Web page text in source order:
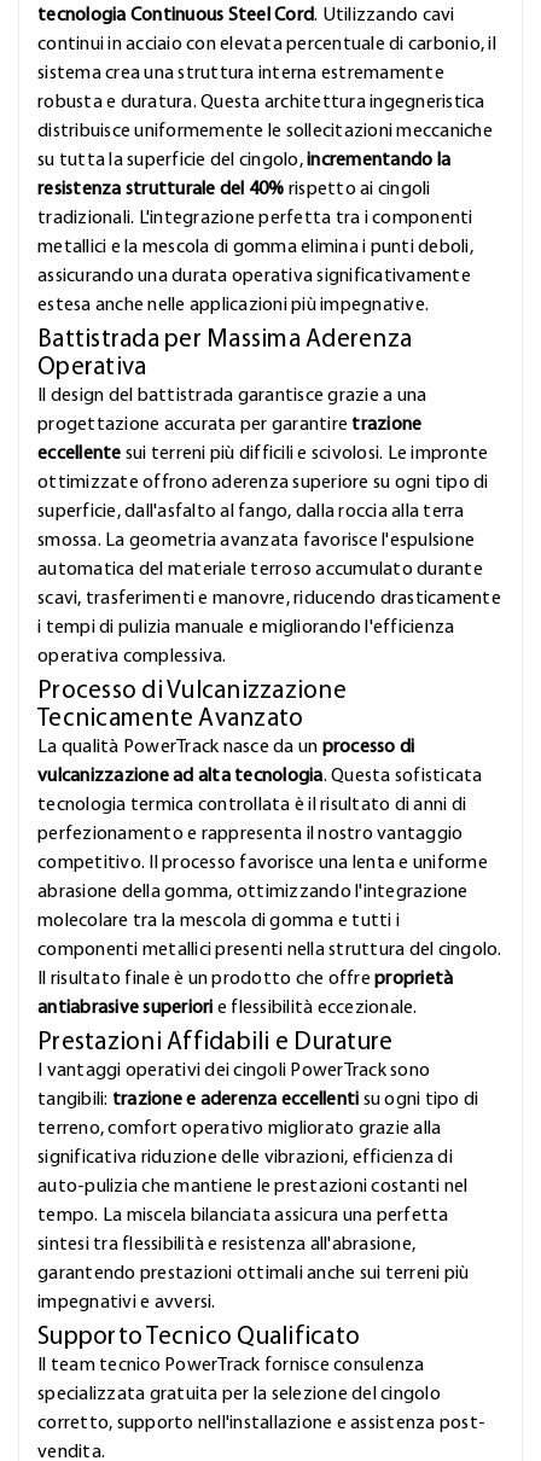
tecnologia Continuous Steel Cord. Utilizzando cavi
continui in acciaio con elevata percentuale di carbonio, il
sistema crea una struttura interna estremamente
robusta e duratura. Questa architettura ingegneristica
distribuisce uniformemente le sollecitazioni meccaniche
su tutta la superficie del cingolo,incrementando la
resistenza strutturale del 40% rispetto ai cingoli
tradizionali. L'integrazione perfetta tra i componenti
metallici e la mescola di gomma elimina i punti deboli,
assicurando una durata operativa significativamente
estesa anche nelle applicazioni più impegnative.
Battistrada per Massima Aderenza
Operativa
Il design del battistrada garantisce grazie a una
progettazione accurata per garantire trazione
eccellente sui terreni più difficili e scivolosi. Le impronte
ottimizzate offrono aderenza superiore su ogni tipo di
superficie, dall'asfalto al fango, dalla roccia alla terra
smossa. La geometria avanzata favorisce l'espulsione
automatica del materiale terroso accumulato durante
scavi, trasferimenti e manovre, riducendo drasticamente
i tempi di pulizia manuale e migliorando l'efficienza
operativa complessiva.
Processo di Vulcanizzazione
Tecnicamente Avanzato
La qualità PowerTrack nasce da un processo di
vulcanizzazione ad alta tecnologia. Questa sofisticata
tecnologia termica controllata è il risultato di anni di
perfezionamento e rappresenta il nostro vantaggio
competitivo. Il processo favorisce una lenta e uniforme
abrasione della gomma, ottimizzando l'integrazione
molecolare tra la mescola di gomma e tutti i
componenti metallici presenti nella struttura del cingolo.
Il risultato finale è un prodotto che offreproprietà
antiabrasive superiori e flessibilità eccezionale.
Prestazioni Affidabili e Durature
I vantaggi operativi dei cingoli PowerTrack sono
tangibili: trazione e aderenza eccellenti su ogni tipo di
terreno, comfort operativo migliorato grazie alla
significativa riduzione delle vibrazioni, efficienza di
auto-pulizia che mantiene le prestazioni costanti nel
tempo. La miscela bilanciata assicura una perfetta
sintesi tra flessibilità e resistenza all'abrasione,
garantendo prestazioni ottimali anche sui terreni più
impegnativi e avversi.
Supporto Tecnico Qualificato
Il team tecnico PowerTrack fornisce consulenza
specializzata gratuita per la selezione del cingolo
corretto, supporto nell'installazione e assistenza post-
vendita.